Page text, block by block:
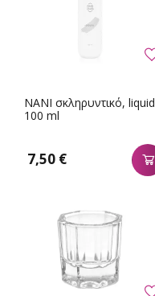
NANI σκληρυντικό, liquid
100 ml
7,50 €